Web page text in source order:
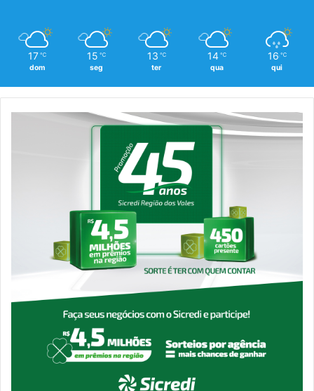
17 ℃
dom
15 ℃
seg
13 ℃
ter
14 ℃
qua
16 ℃
qui